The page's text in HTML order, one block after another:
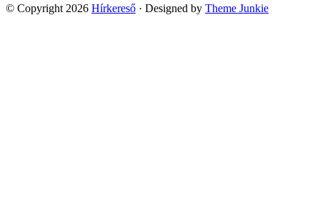
© Copyright 2026 Hírkereső · Designed by Theme Junkie